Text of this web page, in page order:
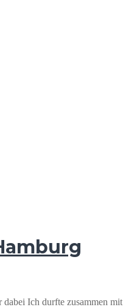
Ich durfte zusammen